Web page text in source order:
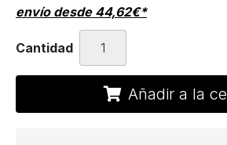
envío desde 44,62€*
Cantidad
Añadir a la